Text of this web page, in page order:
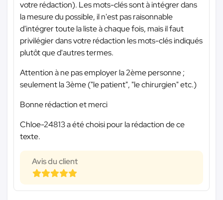
votre rédaction). Les mots-clés sont à intégrer dans
la mesure du possible, il n'est pas raisonnable
d'intégrer toute la liste à chaque fois, mais il faut
privilégier dans votre rédaction les mots-clés indiqués
plutôt que d'autres termes.
Attention à ne pas employer la 2ème personne ;
seulement la 3ème ("le patient", "le chirurgien" etc.)
Bonne rédaction et merci
Chloe-24813 a été choisi pour la rédaction de ce
texte.
Avis du client